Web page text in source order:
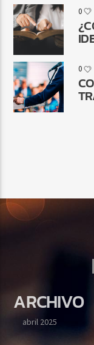
0
0
ARCHIVO
abril 2025